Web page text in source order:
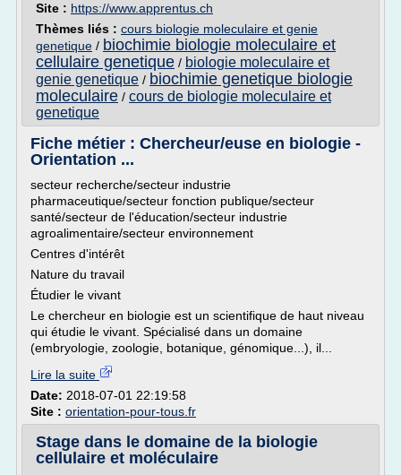
Site : https://www.apprentus.ch
Thèmes liés : cours biologie moleculaire et genie
genetique / biochimie biologie moleculaire et
cellulaire genetique / biologie moleculaire et
genie genetique / biochimie genetique biologie
moleculaire / cours de biologie moleculaire et
genetique
Fiche métier : Chercheur/euse en biologie -
Orientation ...
secteur recherche/secteur industrie
pharmaceutique/secteur fonction publique/secteur
santé/secteur de l'éducation/secteur industrie
agroalimentaire/secteur environnement
Centres d'intérêt
Nature du travail
Étudier le vivant
Le chercheur en biologie est un scientifique de haut niveau
qui étudie le vivant. Spécialisé dans un domaine
(embryologie, zoologie, botanique, génomique...), il...
Lire la suite
Date: 2018-07-01 22:19:58
Site : orientation-pour-tous.fr
Stage dans le domaine de la biologie
cellulaire et moléculaire